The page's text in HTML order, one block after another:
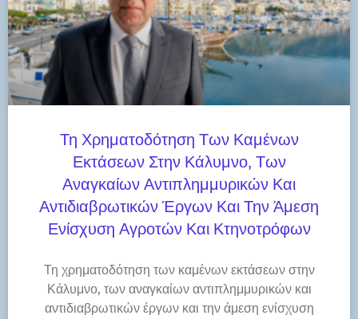
Τη Χρηματοδότηση Των Καμένων
Εκτάσεων Στην Κάλυμνο, Των
Αναγκαίων Αντιπλημμυρικών Και
Αντιδιαβρωτικών Έργων Και Την Άμεση
Ενίσχυση Αγροτών Και Κτηνοτρόφων
Τη χρηματοδότηση των καμένων εκτάσεων στην
Κάλυμνο, των αναγκαίων αντιπλημμυρικών και
αντιδιαβρωτικών έργων και την άμεση ενίσχυση